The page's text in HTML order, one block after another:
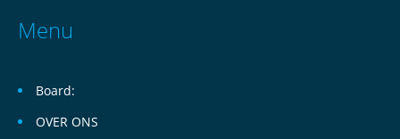
Menu
Board:
OVER ONS